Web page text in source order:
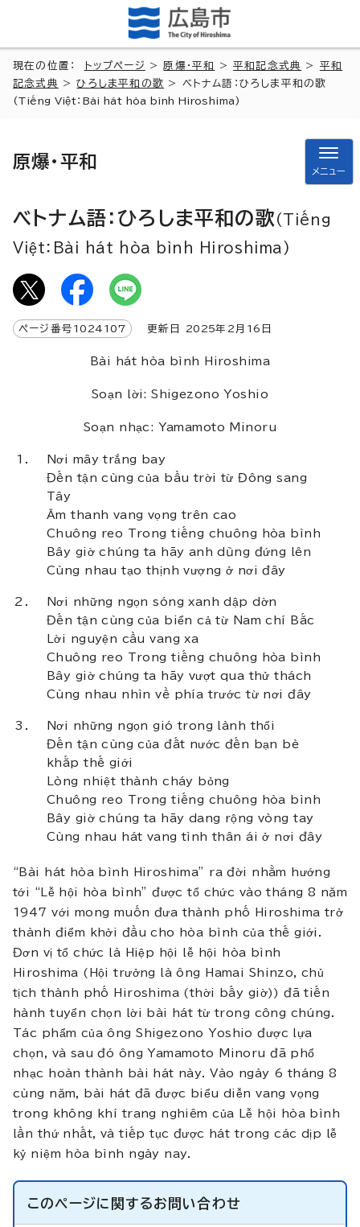
現在の位置： トップページ >原爆・平和 >平和記念式典 > 平和
記念式典
>ひろしま平和の歌 > ベトナム語：ひろしま平和の歌
(Tiếng Việt：Bài hát hòa bình Hiroshima)
原爆・平和
メニュー
ベトナム語：ひろしま平和の歌 (Tiếng
Việt：Bài hát hòa bình Hiroshima)
ページ番号 1024107 更新日 2025年2月 16 日
Bài hát hòa bình Hiroshima
Soạn lời: Shigezono Yoshio
Soạn nhạc: Yamamoto Minoru
Nơi mây trắng bay
Đến tận cùng của bầu trời từ Đông sang
Tây
Âm thanh vang vọng trên cao
Chuông reo Trong tiếng chuông hòa bình
Bây giờ chúng ta hãy anh dũng đứng lên
Cùng nhau tạo thịnh vượng ở nơi đây
Nơi những ngọn sóng xanh dập dờn
Đến tận cùng của biển cả từ Nam chí Bắc
Lời nguyện cầu vang xa
Chuông reo Trong tiếng chuông hòa bình
Bây giờ chúng ta hãy vượt qua thử thách
Cùng nhau nhìn về phía trước từ nơi đây
Nơi những ngọn gió trong lành thổi
Đến tận cùng của đất nước đến bạn bè
khắp thế giới
Lòng nhiệt thành cháy bỏng
Chuông reo Trong tiếng chuông hòa bình
Bây giờ chúng ta hãy dang rộng vòng tay
Cùng nhau hát vang tình thân ái ở nơi đây
“Bài hát hòa bình Hiroshima” ra đời nhằm hướng
tới “Lễ hội hòa bình” được tổ chức vào tháng 8 năm
1947 với mong muốn đưa thành phố Hiroshima trở
thành điểm khởi đầu cho hòa bình của thế giới.
Đơn vị tổ chức là Hiệp hội lễ hội hòa bình
Hiroshima (Hội trưởng là ông Hamai Shinzo, chủ
tịch thành phố Hiroshima (thời bấy giờ)) đã tiến
hành tuyển chọn lời bài hát từ trong công chúng.
Tác phẩm của ông Shigezono Yoshio được lựa
chọn, và sau đó ông Yamamoto Minoru đã phổ
nhạc hoàn thành bài hát này. Vào ngày 6 tháng 8
cùng năm, bài hát đã được biểu diễn vang vọng
trong không khí trang nghiêm của Lễ hội hòa bình
lần thứ nhất, và tiếp tục được hát trong các dịp lễ
kỷ niệm hòa bình ngày nay.
このページに関するお問い合わせ